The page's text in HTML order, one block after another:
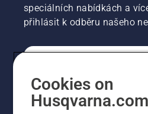
systém
funguje.
speciálních nabídkách a
přihlásit k odběru našeho
Cookies on
Husqvarna.com